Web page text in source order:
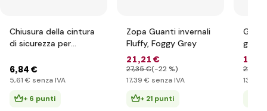
Chiusura della cintura
di sicurezza per
DELUXE, Nero
6,84 €
5,61 € senza IVA
+ 6 punti
Zopa Guanti invernali
Fluffy, Foggy Grey
21,21 €
27,35 €(-22 %)
17,39 € senza IVA
+ 21 punti
grigi
16
22
13